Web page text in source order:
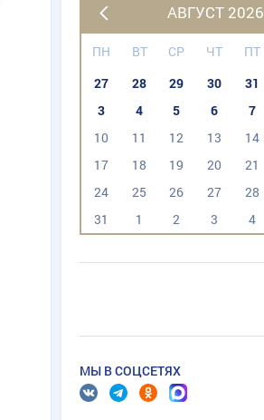
АВГУСТ 2026
ПН ВТ СР ЧТ ПТ
27
28 29 30 31
3
4 5 6 7
10
11 12 13 14
17
18 19 20 21
24
25 26 27 28
31
1 2 3 4
МЫ В СОЦСЕТЯХ